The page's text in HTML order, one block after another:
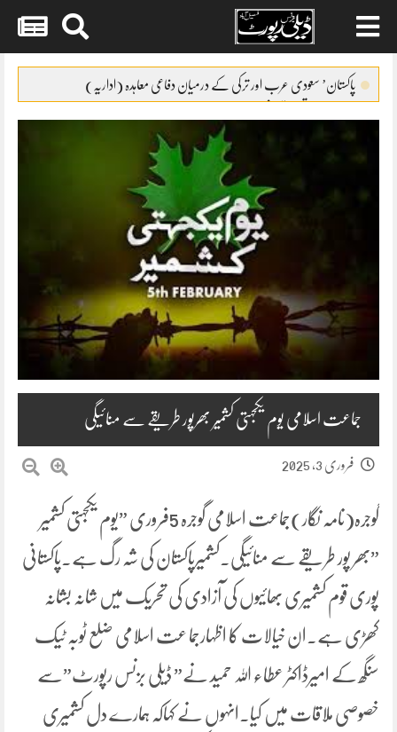
contentپاکستان’ سعودی عرب اور ترکی کے درمیان دفاعی معاہدہ (اداریہ)
گریڈ17سے22کے افسران کیلئے ٹرانسپورٹ الائونس کا نوٹیفکیشن
بلدیاتی انتخابات کیلئے فنڈز مانگ لئے گئے
جماعت اسلامی یوم یکجہتی کشمیر بھرپور طریقے سے منائیگی
فروری 3, 2025
گوجرہ(نامہ نگار)جماعت اسلامی گوجرہ 5فروری ”یوم یکجہتی کشمیر
”بھر پور طریقے سے منائیگی۔کشمیرپاکستان کی شہ رگ ہے۔پاکستانی
پوری قوم کشمیری بھائیوں کی آزادی کی تحریک میں شانہ بشانہ
کھڑی ہے۔ان خیالات کا اظہارجما عت اسلامی ضلع ٹوبہ ٹیک
سنگھ کے امیرڈاکٹر عطاء اللہ حمید نے” ڈیلی بزنس رپورٹ”سے
خصوصی ملاقات میں کیا۔انہوں نے کہاکہ ہمارے دل کشمیری